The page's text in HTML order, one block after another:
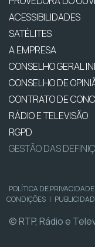
ACESSIBILIDADES
SATÉLITES
A EMPRESA
CONSELHO GERAL
CONSELHO DE
CONTRATO DE
RÁDIO E TELEVISÃO
RGPD
GESTÃO DAS
POLÍTICA DE PRIVACIDADE
CONDIÇÕES |
© RTP, Rádio e